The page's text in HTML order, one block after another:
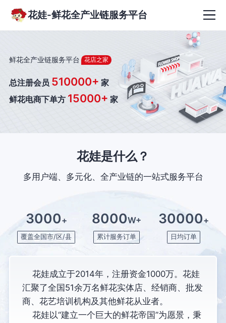
花娃-鲜花全产业链服务平台
鲜花全产业链服务平台 花店之家
总注册会员 510000+ 家
鲜花电商下单方 15000+ 家
花娃是什么？
多用户端、多元化、全产业链的一站式服务平台
3000+
覆盖全国市/区/县
8000W+
累计服务订单
30000+
日均订单
花娃成立于2014年，注册资金1000万。花娃
汇聚了全国51余万名鲜花实体店、经销商、批发
商、花艺培训机构及其他鲜花从业者。
花娃以“建立一个巨大的鲜花帝国”为愿景，秉